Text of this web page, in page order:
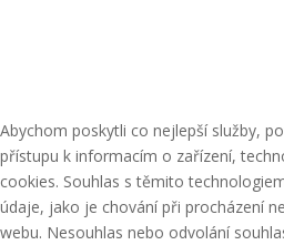
Abychom poskytli co nejlepší služby,
přístupu k informacím o zařízení,
cookies. Souhlas s těmito
údaje, jako je chování při procházení
webu. Nesouhlas nebo odvolání